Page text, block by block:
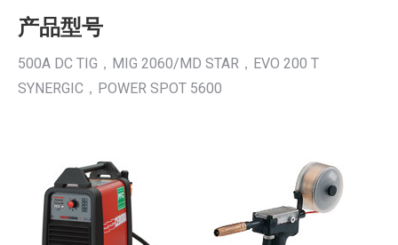
产品型号
500A DC TIG，MIG 2060/MD STAR，EVO 200 T
SYNERGIC，POWER SPOT 5600